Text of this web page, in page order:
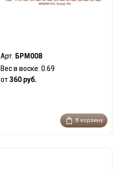
Арт. БРМ008
Вес в воске:0.69
от360 руб.
В корзину